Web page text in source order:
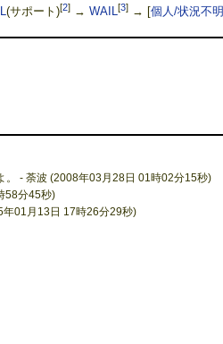
(サポート)[2]→ WAIL[3]→ [個人/状況不明
。 - 荼波 (2008年03月28日 01時02分15秒)
58分45秒)
年01月13日 17時26分29秒)